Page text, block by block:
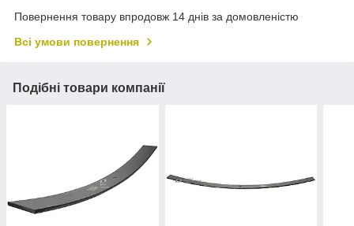
Повернення товару впродовж 14 днів за домовленістю
Всі умови повернення
Подібні товари компанії